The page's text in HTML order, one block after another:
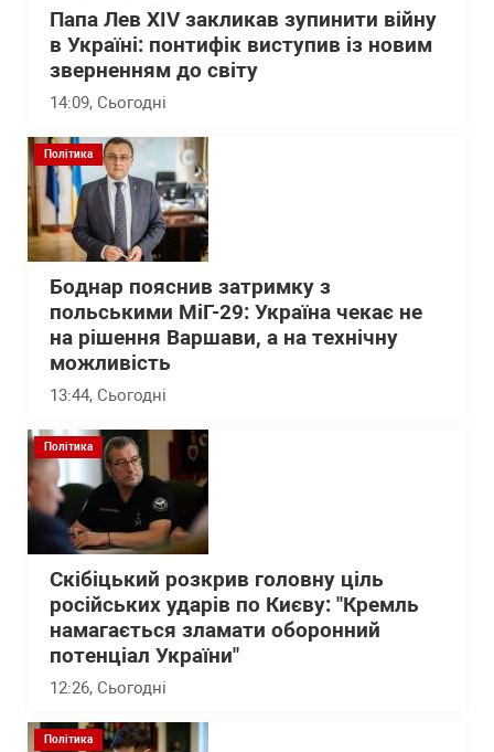
Папа Лев XIV закликав зупинити війну
в Україні: понтифік виступив із новим
зверненням до світу
14:09, Сьогодні
Політика
Боднар пояснив затримку з
польськими МіГ-29: Україна чекає не
на рішення Варшави, а на технічну
можливість
13:44, Сьогодні
Політика
Скібіцький розкрив головну ціль
російських ударів по Києву: "Кремль
намагається зламати оборонний
потенціал України"
12:26, Сьогодні
Політика